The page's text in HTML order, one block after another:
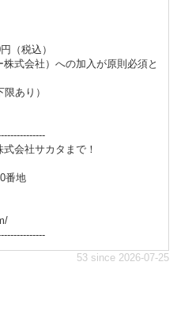
（税込）
式会社）への加入が原則必須と
あり）
会社サカタまで！
番地
53 since 2026-07-25